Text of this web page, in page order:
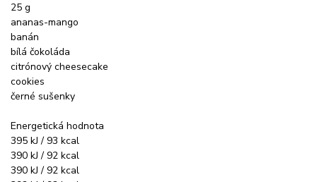
25 g
ananas-mango
banán
bílá čokoláda
citrónový cheesecake
cookies
černé sušenky
Energetická hodnota
395 kJ / 93 kcal
390 kJ / 92 kcal
390 kJ / 92 kcal